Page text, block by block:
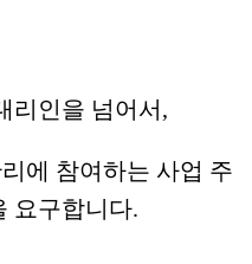
리인을 넘어서,
에 참여하는 사업 주
요구합니다.